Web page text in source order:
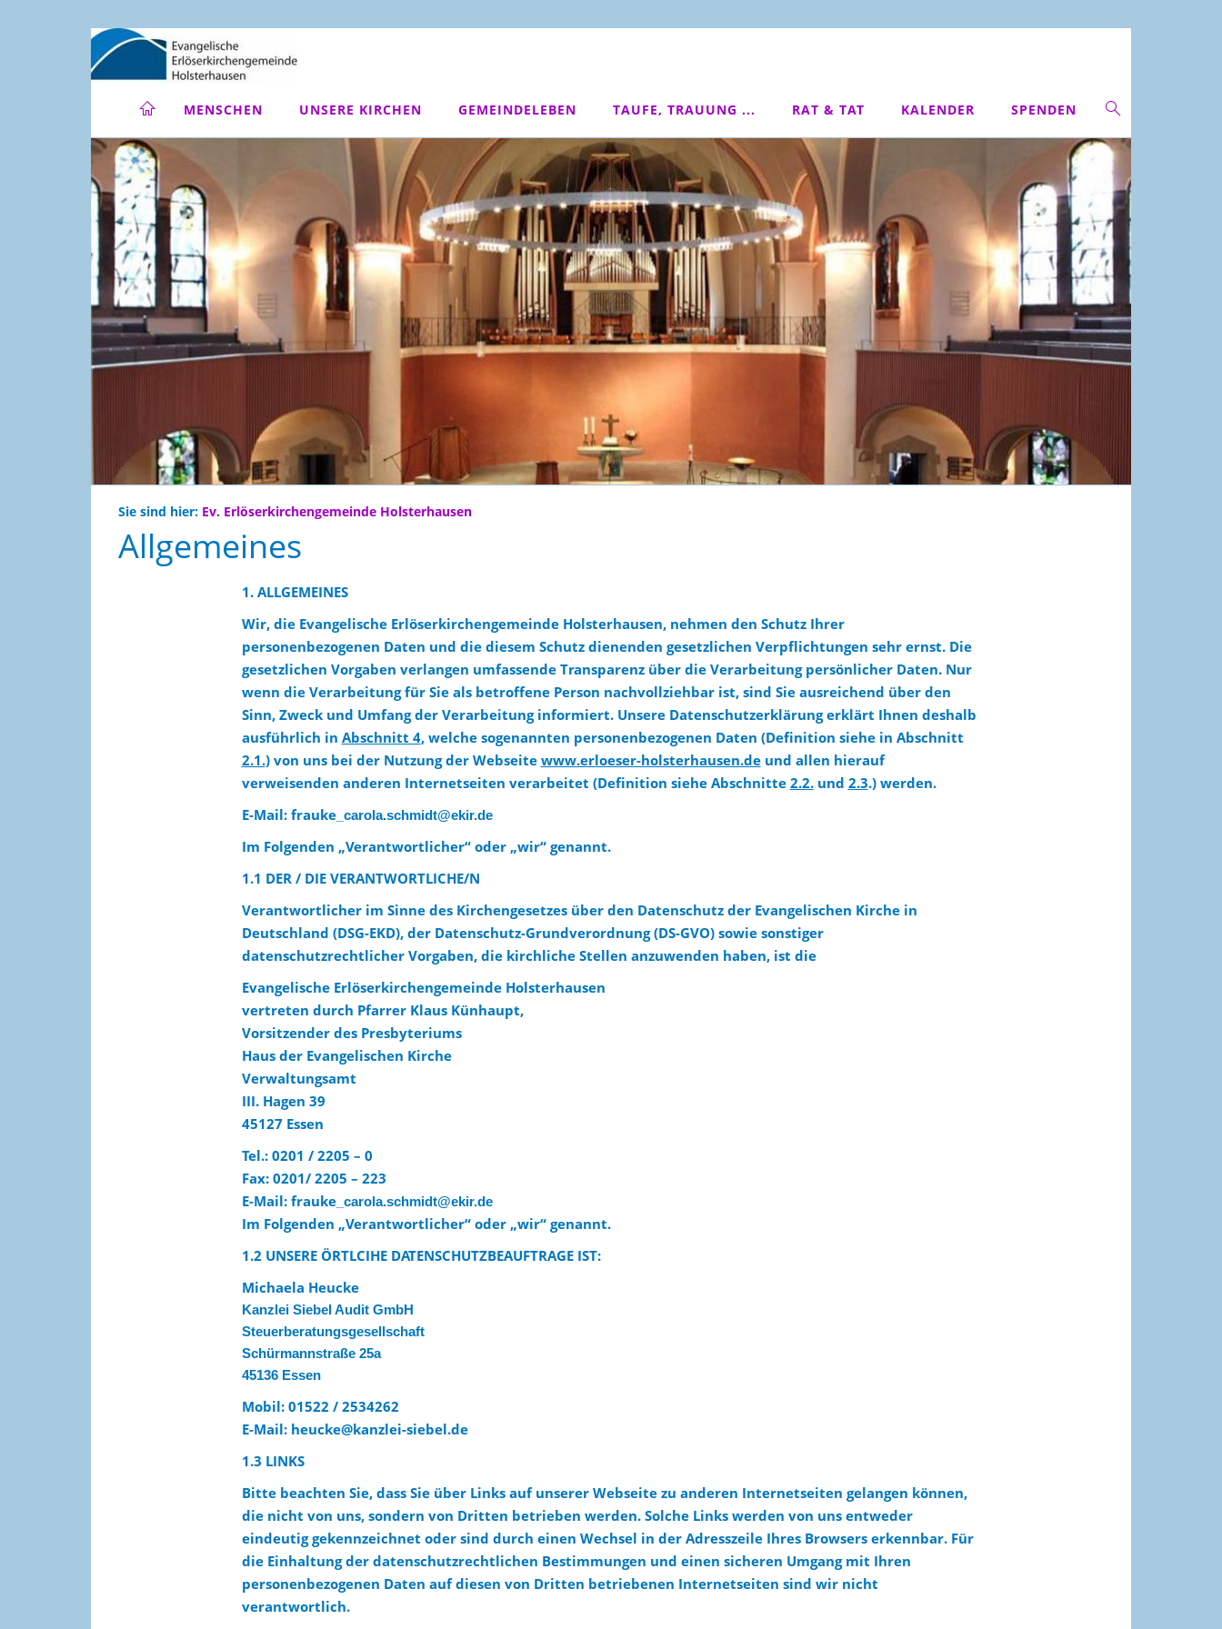
MENSCHEN UNSERE KIRCHEN GEMEINDELEBEN TAUFE, TRAUUNG ... RAT & TAT KALENDER SPENDEN
Sie sind hier: Ev. Erlöserkirchengemeinde Holsterhausen
Allgemeines
1. ALLGEMEINES
Wir, die Evangelische Erlöserkirchengemeinde Holsterhausen, nehmen den Schutz Ihrer
personenbezogenen Daten und die diesem Schutz dienenden gesetzlichen Verpflichtungen sehr ernst. Die
gesetzlichen Vorgaben verlangen umfassende Transparenz über die Verarbeitung persönlicher Daten. Nur
wenn die Verarbeitung für Sie als betroffene Person nachvollziehbar ist, sind Sie ausreichend über den
Sinn, Zweck und Umfang der Verarbeitung informiert. Unsere Datenschutzerklärung erklärt Ihnen deshalb
ausführlich in Abschnitt 4, welche sogenannten personenbezogenen Daten (Definition siehe in Abschnitt
2.1.) von uns bei der Nutzung der Webseite www.erloeser-holsterhausen.deund allen hierauf
verweisenden anderen Internetseiten verarbeitet (Definition siehe Abschnitte 2.2.und 2.3.) werden.
E-Mail: frauke_carola.schmidt@ekir.de
Im Folgenden „Verantwortlicher“ oder „wir“ genannt.
1.1 DER / DIE VERANTWORTLICHE/N
Verantwortlicher im Sinne des Kirchengesetzes über den Datenschutz der Evangelischen Kirche in
Deutschland (DSG-EKD), der Datenschutz-Grundverordnung (DS-GVO) sowie sonstiger
datenschutzrechtlicher Vorgaben, die kirchliche Stellen anzuwenden haben, ist die
Evangelische Erlöserkirchengemeinde Holsterhausen
vertreten durch Pfarrer Klaus Künhaupt,
Vorsitzender des Presbyteriums
Haus der Evangelischen Kirche
Verwaltungsamt
III. Hagen 39
45127 Essen
Tel.: 0201 / 2205 – 0
Fax: 0201/ 2205 – 223
E-Mail: frauke_carola.schmidt@ekir.de
Im Folgenden „Verantwortlicher“ oder „wir“ genannt.
1.2 UNSERE ÖRTLCIHE DATENSCHUTZBEAUFTRAGE IST:
Michaela Heucke
Kanzlei Siebel Audit GmbH
Steuerberatungsgesellschaft
Schürmannstraße 25a
45136 Essen
Mobil: 01522 / 2534262
E-Mail: heucke@kanzlei-siebel.de
1.3 LINKS
Bitte beachten Sie, dass Sie über Links auf unserer Webseite zu anderen Internetseiten gelangen können,
die nicht von uns, sondern von Dritten betrieben werden. Solche Links werden von uns entweder
eindeutig gekennzeichnet oder sind durch einen Wechsel in der Adresszeile Ihres Browsers erkennbar. Für
die Einhaltung der datenschutzrechtlichen Bestimmungen und einen sicheren Umgang mit Ihren
personenbezogenen Daten auf diesen von Dritten betriebenen Internetseiten sind wir nicht
verantwortlich.